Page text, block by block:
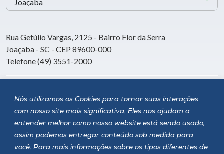
Nós utilizamos os Cookies para tornar suas interações
com nosso site mais significativa. Eles nos ajudam a
entender melhor como nosso website está sendo usado,
assim podemos entregar conteúdo sob medida para
você. Para mais informações sobre os tipos diferentes de
Rua Getúlio Vargas, 2125 - Bairro Flor da Serra
Joaçaba - SC - CEP 89600-000
Telefone (49) 3551-2000
Siga a Unoesc